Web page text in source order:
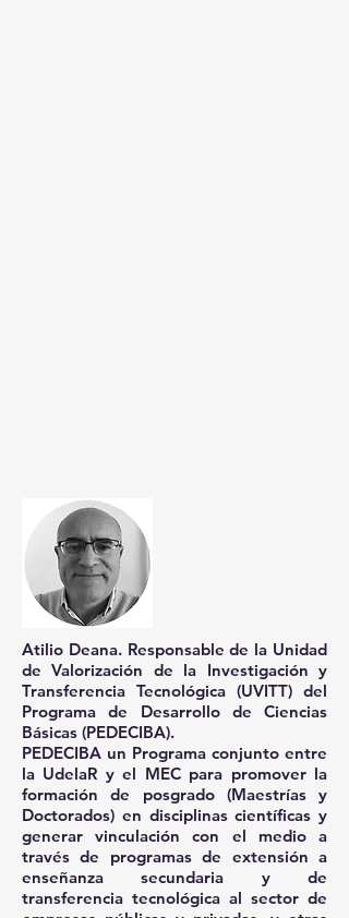
Atilio Deana.Responsable de la Unidad
de Valorización de la Investigación y
Transferencia Tecnológica (UVITT) del
Programa de Desarrollo de Ciencias
Básicas (PEDECIBA).
PEDECIBA un Programa conjunto entre
la UdelaR y el MEC para promover la
formación de posgrado (Maestrías y
Doctorados) en disciplinas científicas y
generar vinculación con el medio a
través de programas de extensión a
enseñanza secundaria y de
transferencia tecnológica al sector de